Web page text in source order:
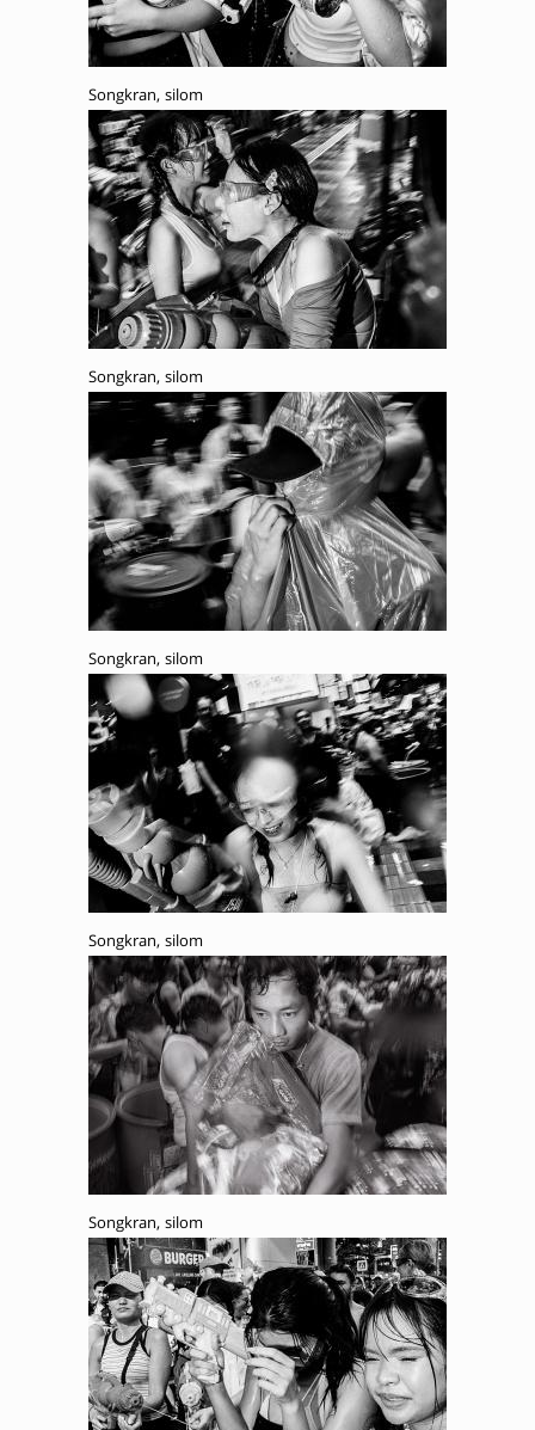
Songkran, silom
Songkran, silom
Songkran, silom
Songkran, silom
Songkran, silom